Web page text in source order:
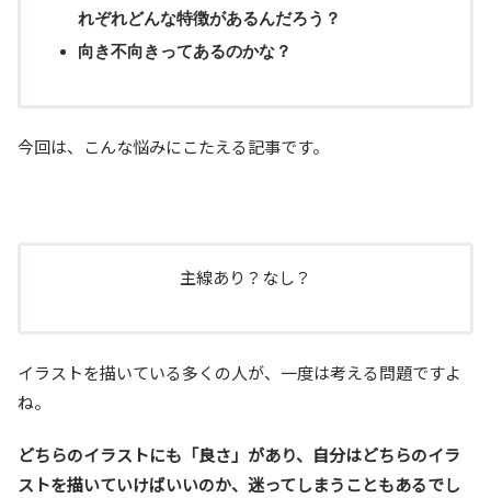
れぞれどんな特徴があるんだろう？
向き不向きってあるのかな？
今回は、こんな悩みにこたえる記事です。
主線あり？なし？
イラストを描いている多くの人が、一度は考える問題ですよ
ね。
どちらのイラストにも「良さ」があり、自分はどちらのイラ
ストを描いていけばいいのか、迷ってしまうこともあるでし